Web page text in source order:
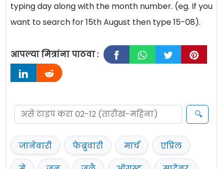
typing day along with the month number. (eg. If you
want to search for 15th August then type 15-08).
आपल्या मित्रांना पाठवा :
जानेवारी फेब्रुवारी मार्च
एप्रिल